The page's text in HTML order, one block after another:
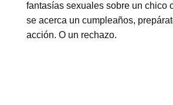
fantasías sexuales sobre un chico
se acerca un cumpleaños,
acción. O un rechazo.